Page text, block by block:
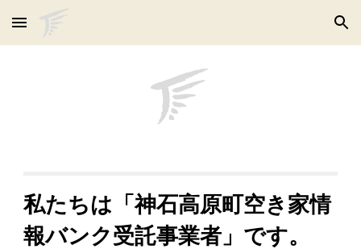
Skip to main content Skip to navigation
私たちは「神石高原町空き家情
報バンク受託事業者」です。